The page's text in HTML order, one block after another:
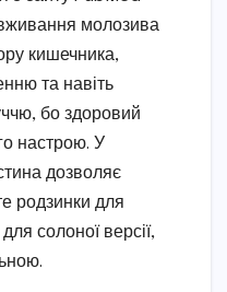
молозива
кишечника,
та навіть
бо здоровий
настрою. У
дозволяє
родзинки для
солоної версії,